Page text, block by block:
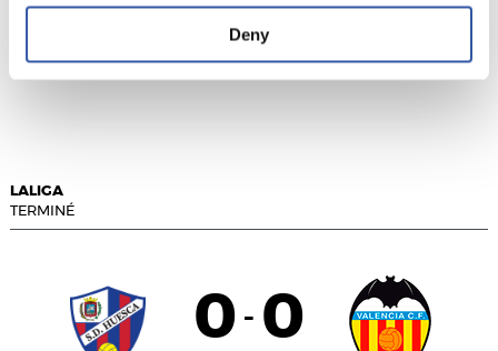
Deny
LALIGA
TERMINÉ
0 - 0